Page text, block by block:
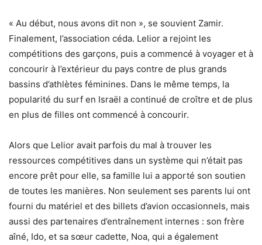
« Au début, nous avons dit non », se souvient Zamir.
Finalement, l’association céda. Lelior a rejoint les
compétitions des garçons, puis a commencé à voyager et à
concourir à l’extérieur du pays contre de plus grands
bassins d’athlètes féminines. Dans le même temps, la
popularité du surf en Israël a continué de croître et de plus
en plus de filles ont commencé à concourir.
Alors que Lelior avait parfois du mal à trouver les
ressources compétitives dans un système qui n’était pas
encore prêt pour elle, sa famille lui a apporté son soutien
de toutes les manières. Non seulement ses parents lui ont
fourni du matériel et des billets d’avion occasionnels, mais
aussi des partenaires d’entraînement internes : son frère
aîné, Ido, et sa sœur cadette, Noa, qui a également